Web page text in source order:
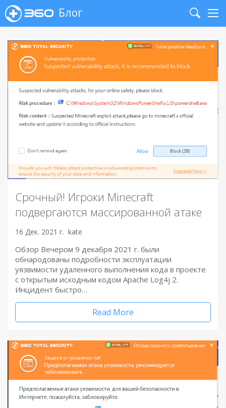
Блог
Search
Срочный! Игроки Minecraft
подвергаются массированной атаке
16 Дек. 2021 г. kate
Обзор Вечером 9 декабря 2021 г. были
обнародованы подробности эксплуатации
уязвимости удаленного выполнения кода в проекте
с открытым исходным кодом Apache Log4j 2.
Инцидент быстро…
Read More